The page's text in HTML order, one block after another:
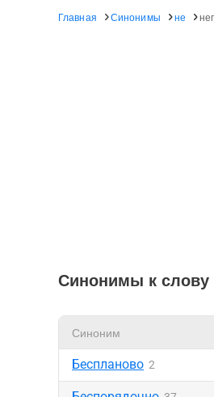
Главная Синонимы не
Синонимы к
Синоним
Беспланово 2